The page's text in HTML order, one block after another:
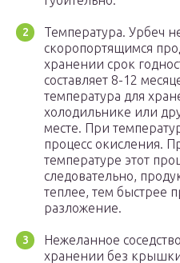
Температура. Урбеч
скоропортящимся
хранении срок
составляет 8-12
температура для
холодильнике или
месте. При
процесс окисления.
температуре этот
следовательно,
теплее, тем быстрее
разложение.
Нежеланное
хранении без